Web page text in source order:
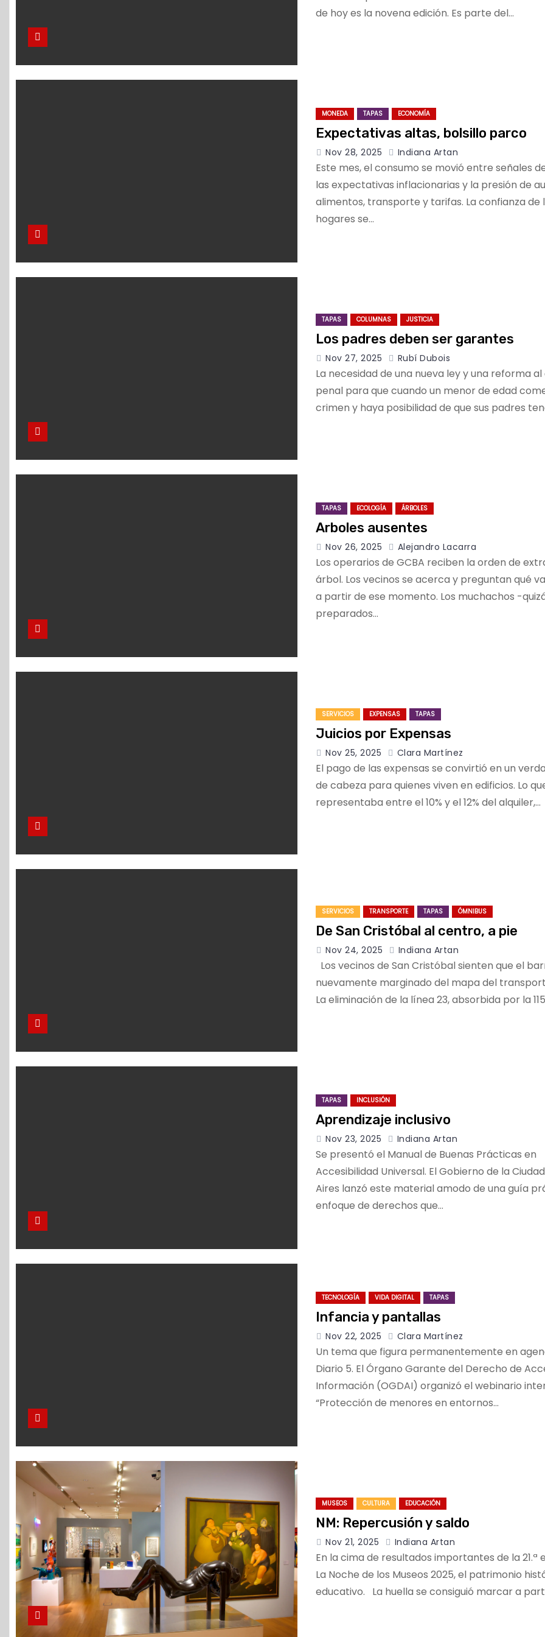
de hoy es la novena edición. Es parte del…
MONEDA TAPAS ECONOMÍA
Expectativas altas, bolsillo parco
Nov 28, 2025 Indiana Artan
Este mes, el consumo se movió entre señales
las expectativas inflacionarias y la presión de
alimentos, transporte y tarifas. La confianza de
hogares se…
TAPAS COLUMNAS JUSTICIA
Los padres deben ser garantes
Nov 27, 2025 Rubí Dubois
La necesidad de una nueva ley y una reforma al
penal para que cuando un menor de edad
crimen y haya posibilidad de que sus padres
TAPAS ECOLOGÍA ÁRBOLES
Arboles ausentes
Nov 26, 2025 Alejandro Lacarra
Los operarios de GCBA reciben la orden de
árbol. Los vecinos se acerca y preguntan qué
a partir de ese momento. Los muchachos -
preparados…
SERVICIOS EXPENSAS TAPAS
Juicios por Expensas
Nov 25, 2025 Clara Martínez
El pago de las expensas se convirtió en un
de cabeza para quienes viven en edificios. Lo
representaba entre el 10% y el 12% del alquiler,…
SERVICIOS TRANSPORTE TAPAS ÓMNIBUS
De San Cristóbal al centro, a pie
Nov 24, 2025 Indiana Artan
Los vecinos de San Cristóbal sienten que el
nuevamente marginado del mapa del
La eliminación de la línea 23, absorbida por la
TAPAS INCLUSIÓN
Aprendizaje inclusivo
Nov 23, 2025 Indiana Artan
Se presentó el Manual de Buenas Prácticas en
Accesibilidad Universal. El Gobierno de la
Aires lanzó este material amodo de una guía
enfoque de derechos que…
TECNOLOGÍA VIDA DIGITAL TAPAS
Infancia y pantallas
Nov 22, 2025 Clara Martínez
Un tema que figura permanentemente en
Diario 5. El Órgano Garante del Derecho de
Información (OGDAI) organizó el webinario
“Protección de menores en entornos…
MUSEOS CULTURA EDUCACIÓN
NM: Repercusión y saldo
Nov 21, 2025 Indiana Artan
En la cima de resultados importantes de la 21.ª
La Noche de los Museos 2025, el patrimonio
educativo. La huella se consiguió marcar a